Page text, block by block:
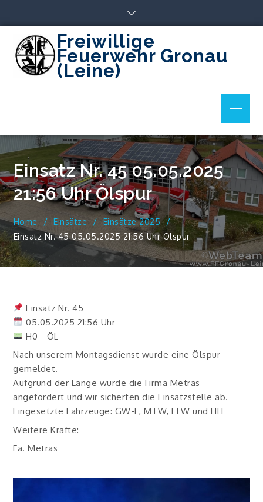
content
Freiwillige
Feuerwehr Gronau
(Leine)
Menu
Einsatz Nr. 45 05.05.2025
21:56 Uhr Ölspur
Home Einsätze
Einsätze 2025
Einsatz Nr. 45 05.05.2025 21:56 Uhr Ölspur
Einsatz Nr. 45
05.05.2025 21:56 Uhr
H0 - ÖL
Nach unserem Montagsdienst wurde eine Ölspur
gemeldet.
Aufgrund der Länge wurde die Firma Metras
angefordert und wir sicherten die Einsatzstelle ab.
Eingesetzte Fahrzeuge: GW-L, MTW, ELW und HLF
Weitere Kräfte:
Fa. Metras